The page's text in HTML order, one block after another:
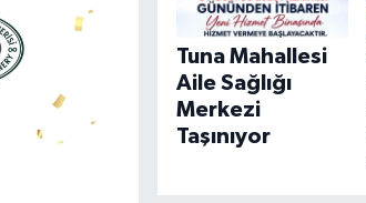
Tuna Mahallesi
Aile Sağlığı
Merkezi
Taşınıyor